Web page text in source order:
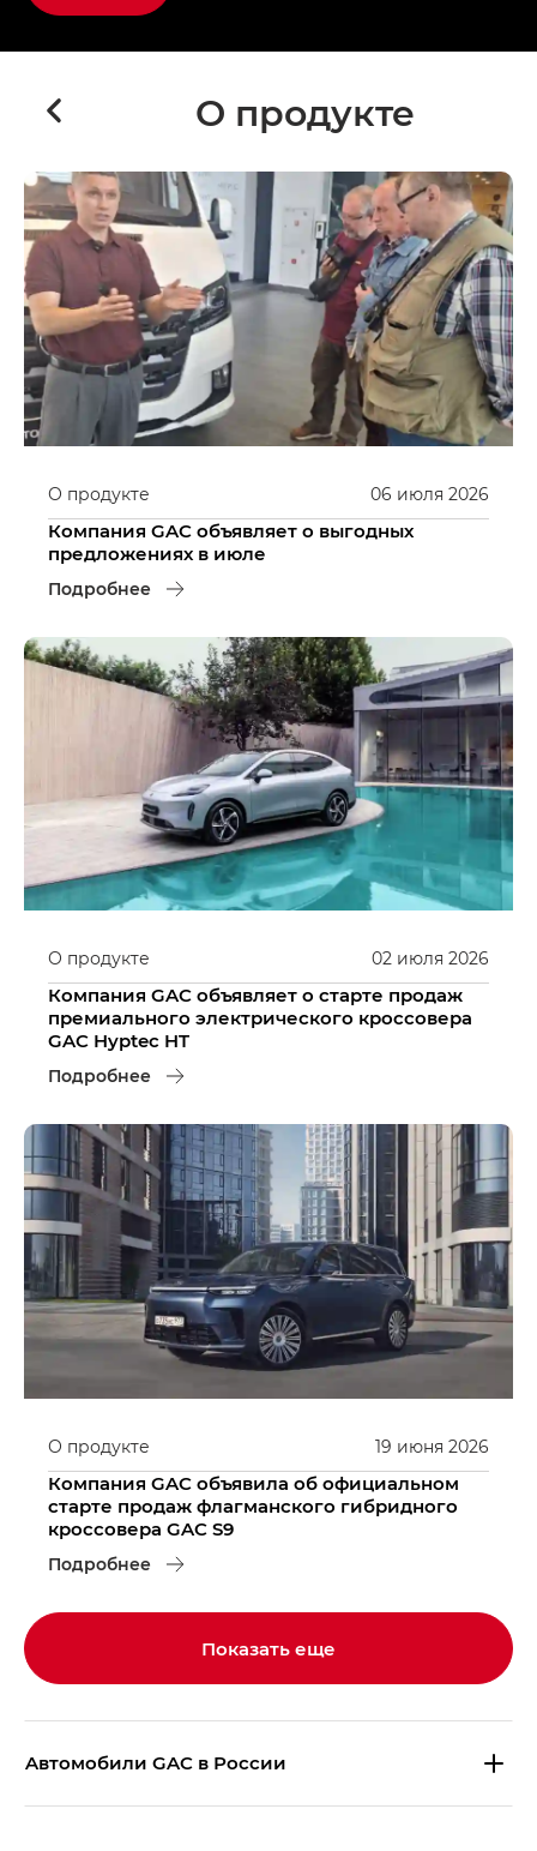
О продукте
06 июля 2026
О продукте
Компания GAC объявляет о выгодных
предложениях в июле
Подробнее
02 июля 2026
О продукте
Компания GAC объявляет о старте продаж
премиального электрического кроссовера
GAC Hyptec HT
Подробнее
19 июня 2026
О продукте
Компания GAC объявила об официальном
старте продаж флагманского гибридного
кроссовера GAC S9
Подробнее
Показать еще
Aвтомобили GAC в России